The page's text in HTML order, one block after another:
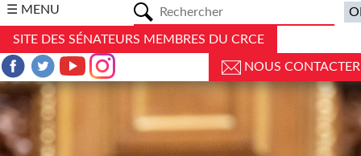
☰ MENU
SITE DES SÉNATEURS MEMBRES DU CRCE
NOUS CONTACTER